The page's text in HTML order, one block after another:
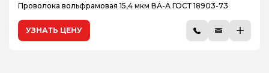
Проволока вольфрамовая 15,4 мкм ВА-А ГОСТ 18903-73
УЗНАТЬ ЦЕНУ